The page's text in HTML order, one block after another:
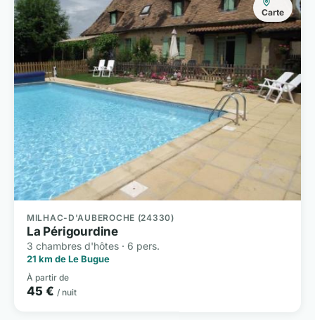
Carte
MILHAC-D'AUBEROCHE (24330)
La Périgourdine
3 chambres d'hôtes · 6 pers.
21 km de Le Bugue
À partir de
45 € / nuit